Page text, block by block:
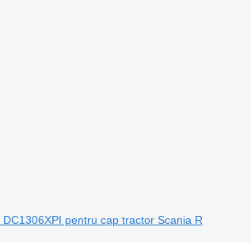
pentru cap tractor Scania R